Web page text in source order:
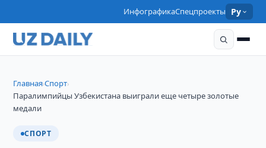
ИнфографикаСпецпроекты Ру
Главная›Спорт›
Паралимпийцы Узбекистана выиграли еще четыре золотые
медали
СПОРТ